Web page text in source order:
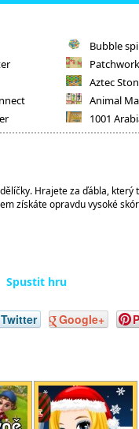
Bubble
Aztec
Animal
1001
Hrajete za ďábla, který
získáte opravdu vysoké
Spustit hru
Twitter Google+